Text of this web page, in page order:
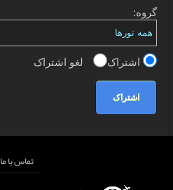
گروه:
اشتراک لغو اشتراک
اشتراک
تماس با ما